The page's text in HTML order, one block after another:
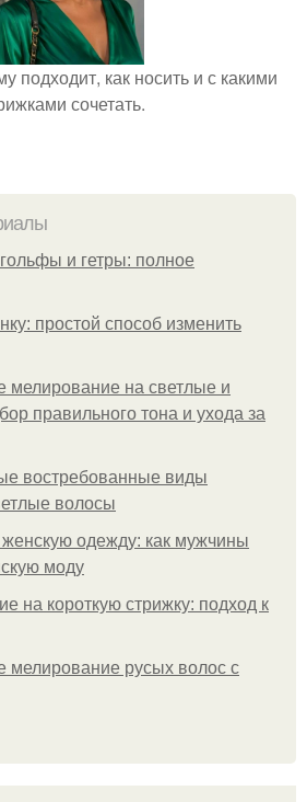
подходит, как носить и с какими
сочетать.
и гетры: полное
простой способ изменить
мелирование на светлые и
правильного тона и ухода за
востребованные виды
волосы
одежду: как мужчины
моду
на короткую стрижку: подход к
мелирование русых волос с